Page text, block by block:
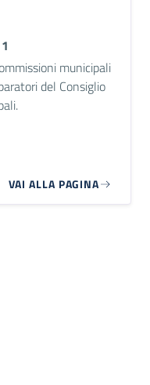
municipali
del Consiglio
VAI ALLA PAGINA